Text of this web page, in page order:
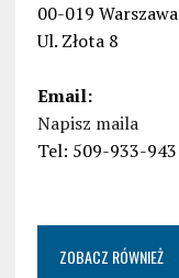
00-019 Warszawa
Ul. Złota 8
Email:
Napisz maila
Tel: 509-933-943
ZOBACZ RÓWNIEŻ